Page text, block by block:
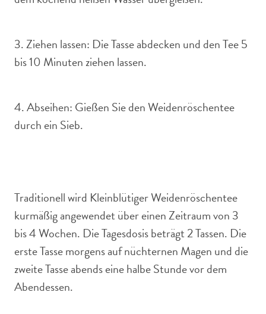
3. Ziehen lassen: Die Tasse abdecken und den Tee 5
bis 10 Minuten ziehen lassen.
4. Abseihen: Gießen Sie den Weidenröschentee
durch ein Sieb.
Traditionell wird Kleinblütiger Weidenröschentee
kurmäßig angewendet über einen Zeitraum von 3
bis 4 Wochen. Die Tagesdosis beträgt 2 Tassen. Die
erste Tasse morgens auf nüchternen Magen und die
zweite Tasse abends eine halbe Stunde vor dem
Abendessen.